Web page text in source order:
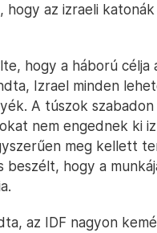
az izraeli
hogy a háború célja
Izrael minden
A túszok
nem engednek ki
meg kellett
beszélt, hogy a
az IDF nagyon